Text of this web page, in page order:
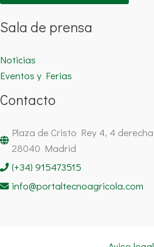
Sala de prensa
Noticias
Eventos y Ferias
Contacto
Plaza de Cristo Rey 4, 4 derecha
28040 Madrid
(+34) 915473515
info@portaltecnoagricola.com